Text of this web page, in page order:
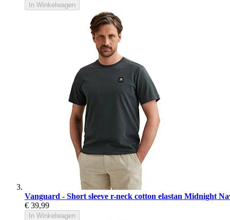
In Winkelwagen
Vanguard - Short sleeve r-neck cotton elastan Midnight
€ 39,99
In Winkelwagen